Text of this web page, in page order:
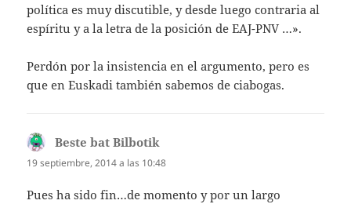
política es muy discutible, y desde luego contraria al
espíritu y a la letra de la posición de EAJ-PNV …».
Perdón por la insistencia en el argumento, pero es
que en Euskadi también sabemos de ciabogas.
Beste bat Bilbotik
19 septiembre, 2014 a las 10:48
Pues ha sido fin…de momento y por un largo